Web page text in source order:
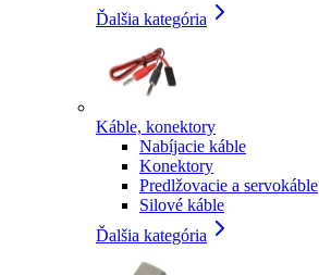
Ďalšia kategória
Káble, konektory
Nabíjacie káble
Konektory
Predlžovacie a servokáble
Silové káble
Ďalšia kategória